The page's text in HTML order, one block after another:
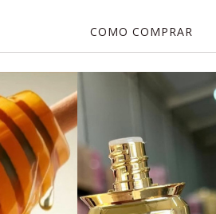
COMO COMPRAR